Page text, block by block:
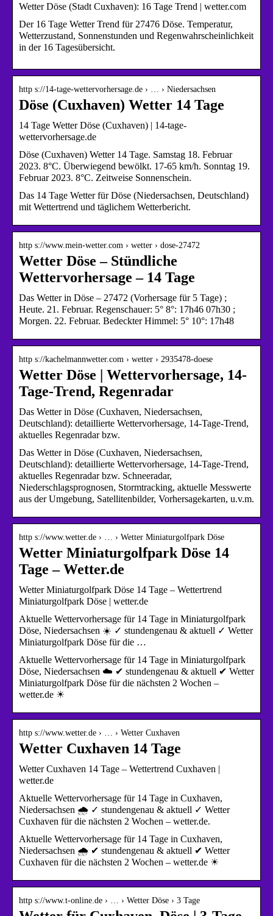
Wetter Döse (Stadt Cuxhaven): 16 Tage Trend | wetter.com
Der 16 Tage Wetter Trend für 27476 Döse. Temperatur,
Wetterzustand, Sonnenstunden und Regenwahrscheinlichkeit
in der 16 Tagesübersicht.
http s://14-tage-wettervorhersage.de › … › Niedersachsen
Döse (Cuxhaven) Wetter 14 Tage
14 Tage Wetter Döse (Cuxhaven) | 14-tage-
wettervorhersage.de
Döse (Cuxhaven) Wetter 14 Tage. Samstag 18. Februar
2023. 8°C. Überwiegend bewölkt. 17-65 km/h. Sonntag 19.
Februar 2023. 8°C. Zeitweise Sonnenschein.
Das 14 Tage Wetter für Döse (Niedersachsen, Deutschland)
mit Wettertrend und täglichem Wetterbericht.
http s://www.mein-wetter.com › wetter › dose-27472
Wetter Döse – Stündliche
Wettervorhersage – 14 Tage
Das Wetter in Döse – 27472 (Vorhersage für 5 Tage) ;
Heute. 21. Februar. Regenschauer: 5° 8°: 17h46 07h30 ;
Morgen. 22. Februar. Bedeckter Himmel: 5° 10°: 17h48
http s://kachelmannwetter.com › wetter › 2935478-doese
Wetter Döse | Wettervorhersage, 14-
Tage-Trend, Regenradar
Das Wetter in Döse (Cuxhaven, Niedersachsen,
Deutschland): detaillierte Wettervorhersage, 14-Tage-Trend,
aktuelles Regenradar bzw.
Das Wetter in Döse (Cuxhaven, Niedersachsen,
Deutschland): detaillierte Wettervorhersage, 14-Tage-Trend,
aktuelles Regenradar bzw. Schneeradar,
Niederschlagsprognosen, Stormtracking, aktuelle Messwerte
aus der Umgebung, Satellitenbilder, Vorhersagekarten, u.v.m.
http s://www.wetter.de › … › Wetter Miniaturgolfpark Döse
Wetter Miniaturgolfpark Döse 14
Tage – Wetter.de
Wetter Miniaturgolfpark Döse 14 Tage – Wettertrend
Miniaturgolfpark Döse | wetter.de
Aktuelle Wettervorhersage für 14 Tage in Miniaturgolfpark
Döse, Niedersachsen ☀️ ✓ stundengenau & aktuell ✓ Wetter
Miniaturgolfpark Döse für die …
Aktuelle Wettervorhersage für 14 Tage in Miniaturgolfpark
Döse, Niedersachsen ☁️ ✔ stundengenau & aktuell ✔ Wetter
Miniaturgolfpark Döse für die nächsten 2 Wochen –
wetter.de ☀
http s://www.wetter.de › … › Wetter Cuxhaven
Wetter Cuxhaven 14 Tage
Wetter Cuxhaven 14 Tage – Wettertrend Cuxhaven |
wetter.de
Aktuelle Wettervorhersage für 14 Tage in Cuxhaven,
Niedersachsen 🌧️ ✓ stundengenau & aktuell ✓ Wetter
Cuxhaven für die nächsten 2 Wochen – wetter.de.
Aktuelle Wettervorhersage für 14 Tage in Cuxhaven,
Niedersachsen 🌧️ ✔ stundengenau & aktuell ✔ Wetter
Cuxhaven für die nächsten 2 Wochen – wetter.de ☀
http s://www.t-online.de › … › Wetter Döse › 3 Tage